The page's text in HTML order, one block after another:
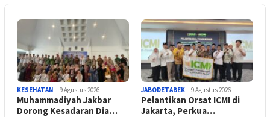
KESEHATAN 9 Agustus 2026
Muhammadiyah Jakbar
Dorong Kesadaran Dia…
JABODETABEK 9 Agustus 2026
Pelantikan Orsat ICMI di
Jakarta, Perkua…